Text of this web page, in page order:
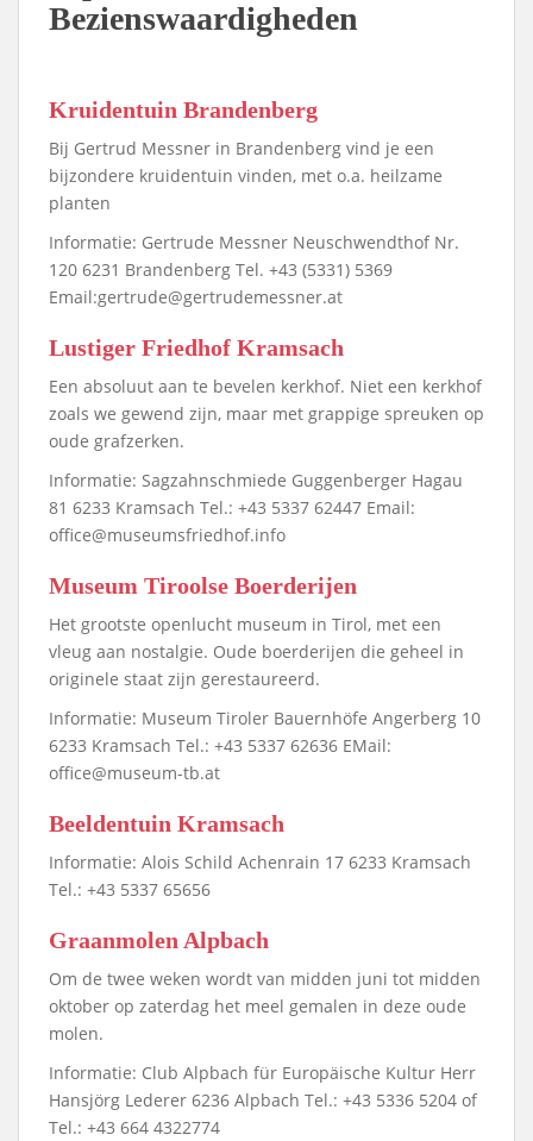
Bezienswaardigheden
Kruidentuin Brandenberg
Bij Gertrud Messner in Brandenberg vind je een
bijzondere kruidentuin vinden, met o.a. heilzame
planten
Informatie: Gertrude Messner Neuschwendthof Nr.
120 6231 Brandenberg Tel. +43 (5331) 5369
Email:gertrude@gertrudemessner.at
Lustiger Friedhof Kramsach
Een absoluut aan te bevelen kerkhof. Niet een kerkhof
zoals we gewend zijn, maar met grappige spreuken op
oude grafzerken.
Informatie: Sagzahnschmiede Guggenberger Hagau
81 6233 Kramsach Tel.: +43 5337 62447 Email:
office@museumsfriedhof.info
Museum Tiroolse Boerderijen
Het grootste openlucht museum in Tirol, met een
vleug aan nostalgie. Oude boerderijen die geheel in
originele staat zijn gerestaureerd.
Informatie: Museum Tiroler Bauernhöfe Angerberg 10
6233 Kramsach Tel.: +43 5337 62636 EMail:
office@museum-tb.at
Beeldentuin Kramsach
Informatie: Alois Schild Achenrain 17 6233 Kramsach
Tel.: +43 5337 65656
Graanmolen Alpbach
Om de twee weken wordt van midden juni tot midden
oktober op zaterdag het meel gemalen in deze oude
molen.
Informatie: Club Alpbach für Europäische Kultur Herr
Hansjörg Lederer 6236 Alpbach Tel.: +43 5336 5204 of
Tel.: +43 664 4322774